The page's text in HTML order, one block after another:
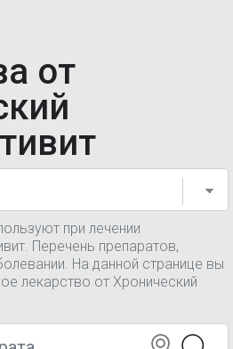
от
при лечении
Перечень препаратов,
На данной странице вы
лекарство от Хронический